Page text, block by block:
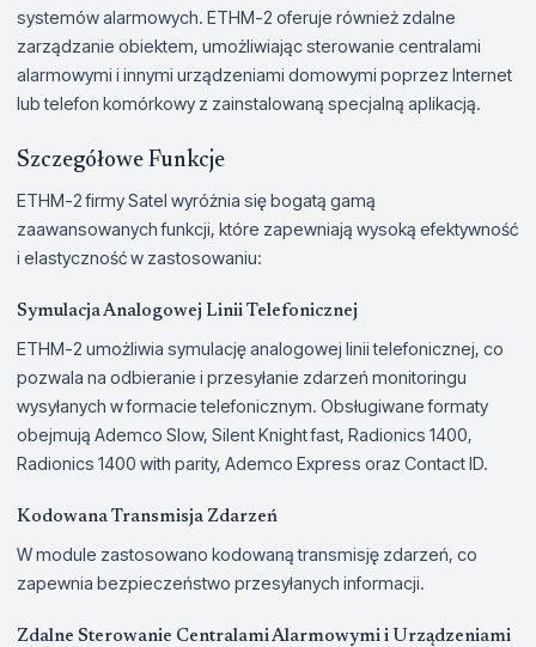
systemów alarmowych. ETHM-2 oferuje również zdalne
zarządzanie obiektem, umożliwiając sterowanie centralami
alarmowymi i innymi urządzeniami domowymi poprzez Internet
lub telefon komórkowy z zainstalowaną specjalną aplikacją.
Szczegółowe Funkcje
ETHM-2 firmy Satel wyróżnia się bogatą gamą
zaawansowanych funkcji, które zapewniają wysoką efektywność
i elastyczność w zastosowaniu:
Symulacja Analogowej Linii Telefonicznej
ETHM-2 umożliwia symulację analogowej linii telefonicznej, co
pozwala na odbieranie i przesyłanie zdarzeń monitoringu
wysyłanych w formacie telefonicznym. Obsługiwane formaty
obejmują Ademco Slow, Silent Knight fast, Radionics 1400,
Radionics 1400 with parity, Ademco Express oraz Contact ID.
Kodowana Transmisja Zdarzeń
W module zastosowano kodowaną transmisję zdarzeń, co
zapewnia bezpieczeństwo przesyłanych informacji.
Zdalne Sterowanie Centralami Alarmowymi i Urządzeniami